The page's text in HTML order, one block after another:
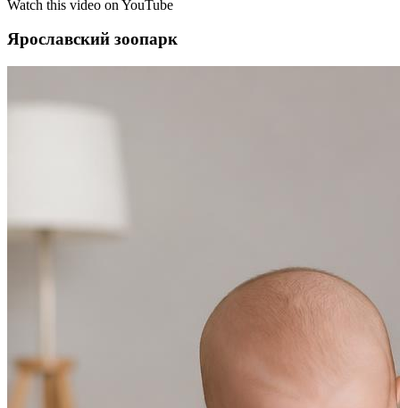
Watch this video on YouTube
Ярославский зоопарк